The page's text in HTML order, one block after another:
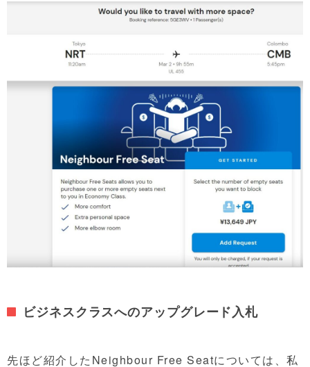
ビジネスクラスへのアップグレード入札
先ほど紹介したNeighbour Free Seatについては、私